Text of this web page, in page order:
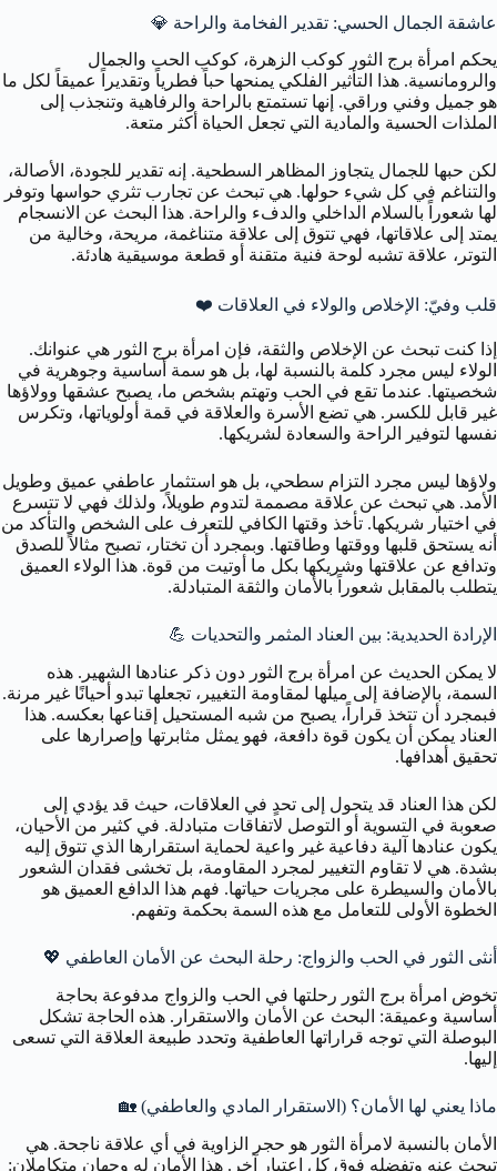
عاشقة الجمال الحسي: تقدير الفخامة والراحة 💎
يحكم امرأة برج الثور كوكب الزهرة، كوكب الحب والجمال
والرومانسية. هذا التأثير الفلكي يمنحها حباً فطرياً وتقديراً عميقاً لكل ما
هو جميل وفني وراقي. إنها تستمتع بالراحة والرفاهية وتنجذب إلى
الملذات الحسية والمادية التي تجعل الحياة أكثر متعة.
لكن حبها للجمال يتجاوز المظاهر السطحية. إنه تقدير للجودة، الأصالة،
والتناغم في كل شيء حولها. هي تبحث عن تجارب تثري حواسها وتوفر
لها شعوراً بالسلام الداخلي والدفء والراحة. هذا البحث عن الانسجام
يمتد إلى علاقاتها، فهي تتوق إلى علاقة متناغمة، مريحة، وخالية من
التوتر، علاقة تشبه لوحة فنية متقنة أو قطعة موسيقية هادئة.
قلب وفيّ: الإخلاص والولاء في العلاقات ❤️
إذا كنت تبحث عن الإخلاص والثقة، فإن امرأة برج الثور هي عنوانك.
الولاء ليس مجرد كلمة بالنسبة لها، بل هو سمة أساسية وجوهرية في
شخصيتها. عندما تقع في الحب وتهتم بشخص ما، يصبح عشقها وولاؤها
غير قابل للكسر. هي تضع الأسرة والعلاقة في قمة أولوياتها، وتكرس
نفسها لتوفير الراحة والسعادة لشريكها.
ولاؤها ليس مجرد التزام سطحي، بل هو استثمار عاطفي عميق وطويل
الأمد. هي تبحث عن علاقة مصممة لتدوم طويلاً، ولذلك فهي لا تتسرع
في اختيار شريكها. تأخذ وقتها الكافي للتعرف على الشخص والتأكد من
أنه يستحق قلبها ووقتها وطاقتها. وبمجرد أن تختار، تصبح مثالاً للصدق
وتدافع عن علاقتها وشريكها بكل ما أوتيت من قوة. هذا الولاء العميق
يتطلب بالمقابل شعوراً بالأمان والثقة المتبادلة.
الإرادة الحديدية: بين العناد المثمر والتحديات 💪
لا يمكن الحديث عن امرأة برج الثور دون ذكر عنادها الشهير. هذه
السمة، بالإضافة إلى ميلها لمقاومة التغيير، تجعلها تبدو أحيانًا غير مرنة.
فبمجرد أن تتخذ قراراً، يصبح من شبه المستحيل إقناعها بعكسه. هذا
العناد يمكن أن يكون قوة دافعة، فهو يمثل مثابرتها وإصرارها على
تحقيق أهدافها.
لكن هذا العناد قد يتحول إلى تحدٍ في العلاقات، حيث قد يؤدي إلى
صعوبة في التسوية أو التوصل لاتفاقات متبادلة. في كثير من الأحيان،
يكون عنادها آلية دفاعية غير واعية لحماية استقرارها الذي تتوق إليه
بشدة. هي لا تقاوم التغيير لمجرد المقاومة، بل تخشى فقدان الشعور
بالأمان والسيطرة على مجريات حياتها. فهم هذا الدافع العميق هو
الخطوة الأولى للتعامل مع هذه السمة بحكمة وتفهم.
أنثى الثور في الحب والزواج: رحلة البحث عن الأمان العاطفي 💖
تخوض امرأة برج الثور رحلتها في الحب والزواج مدفوعة بحاجة
أساسية وعميقة: البحث عن الأمان والاستقرار. هذه الحاجة تشكل
البوصلة التي توجه قراراتها العاطفية وتحدد طبيعة العلاقة التي تسعى
إليها.
ماذا يعني لها الأمان؟ (الاستقرار المادي والعاطفي) 🏡
الأمان بالنسبة لامرأة الثور هو حجر الزاوية في أي علاقة ناجحة. هي
تبحث عنه وتفضله فوق كل اعتبار آخر. هذا الأمان له وجهان متكاملان: